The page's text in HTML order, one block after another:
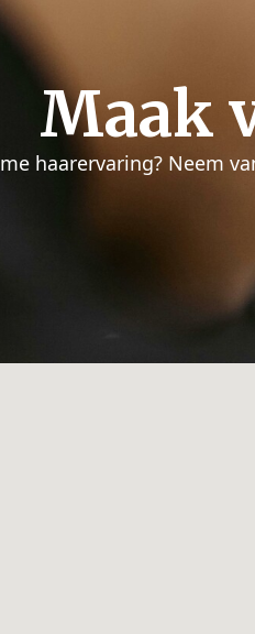
Maak
haarervaring? Neem